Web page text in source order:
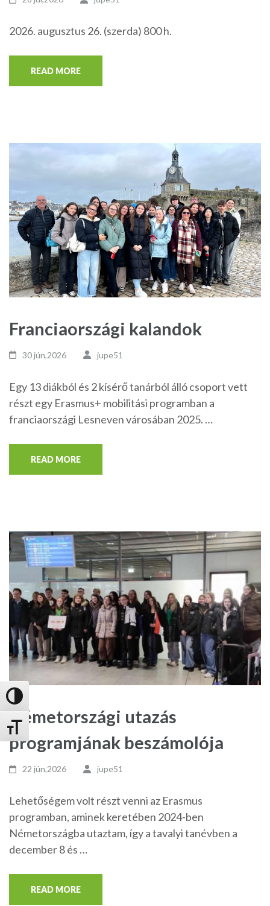
Nagy kontraszt váltása
Betűméret váltása
2026. augusztus 26. (szerda) 800 h.
READ MORE
Franciaországi kalandok
30 jún,2026 jupe51
Egy 13 diákból és 2 kísérő tanárból álló csoport vett
részt egy Erasmus+ mobilitási programban a
franciaországi Lesneven városában 2025. …
READ MORE
Németországi utazás
programjának beszámolója
22 jún,2026 jupe51
Lehetőségem volt részt venni az Erasmus
programban, aminek keretében 2024-ben
Németországba utaztam, így a tavalyi tanévben a
december 8 és …
READ MORE